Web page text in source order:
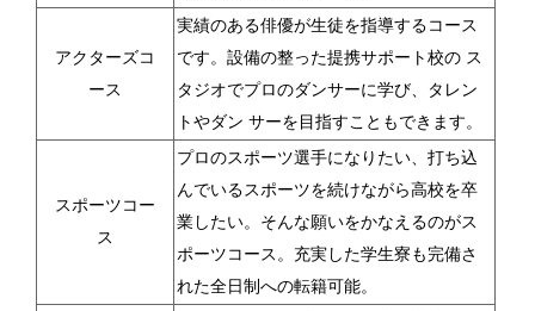
アクターズコ
ース
実績のある俳優が生徒を指導するコース
です。設備の整った提携サポート校の ス
タジオでプロのダンサーに学び、タレン
トやダン サーを目指すこともできます。
スポーツコー
ス
プロのスポーツ選手になりたい、打ち込
んでいるスポーツを続けながら高校を卒
業したい。そんな願いをかなえるのがス
ポーツコース。充実した学生寮も完備さ
れた全日制への転籍可能。